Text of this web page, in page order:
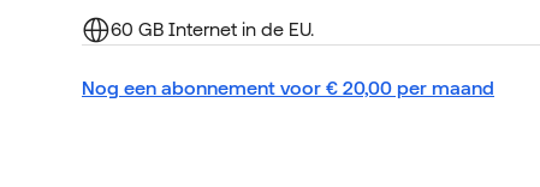
60 GB Internet in de EU.
Nog een abonnement voor € 20,00 per maand